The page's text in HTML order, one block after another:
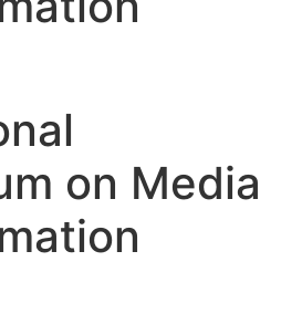
on Media